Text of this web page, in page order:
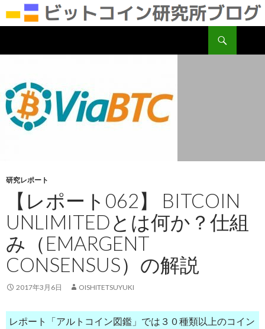
ン
ツ
へ
移
研究レポート
【レポート062】 BITCOIN
UNLIMITEDとは何か？仕組
み（EMARGENT
CONSENSUS）の解説
2017年3月6日 OISHITETSUYUKI
レポート「アルトコイン図鑑」では３０種類以上のコイン